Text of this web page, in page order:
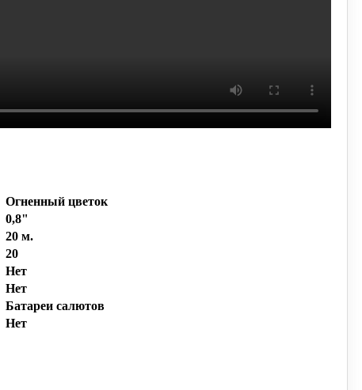
Огненный цветок
0,8"
20 м.
20
Нет
Нет
Батареи салютов
Нет